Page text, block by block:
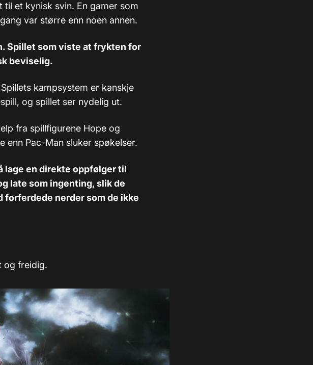
et kynisk svin. En gamer som
var større enn noen annen.
Spillet som viste at frykten for
beviselig.
kampsystem er kanskje
og spillet ser nydelig ut.
fra spillfigurene Hope og
enn Pac-Man sluker spøkelser.
lage en direkte oppfølger til
late som ingenting, slik de
nerder som de ikke
og freidig.